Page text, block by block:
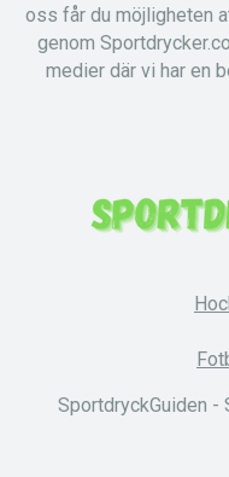
SportdryckGuiden -
oss får du möjligheten
genom
medier där vi har en